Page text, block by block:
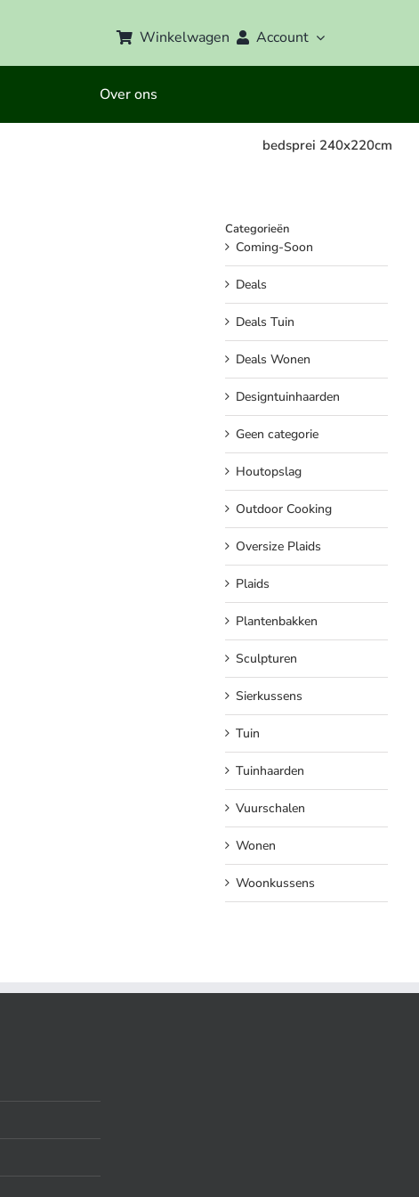
Winkelwagen Account
Over ons
bedsprei 240x220cm
Categorieën
Coming-Soon
Deals
Deals Tuin
Deals Wonen
Designtuinhaarden
Geen categorie
Houtopslag
Outdoor Cooking
Oversize Plaids
Plaids
Plantenbakken
Sculpturen
Sierkussens
Tuin
Tuinhaarden
Vuurschalen
Wonen
Woonkussens